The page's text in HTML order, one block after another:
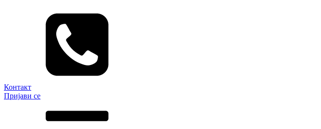
Контакт
Пријави се